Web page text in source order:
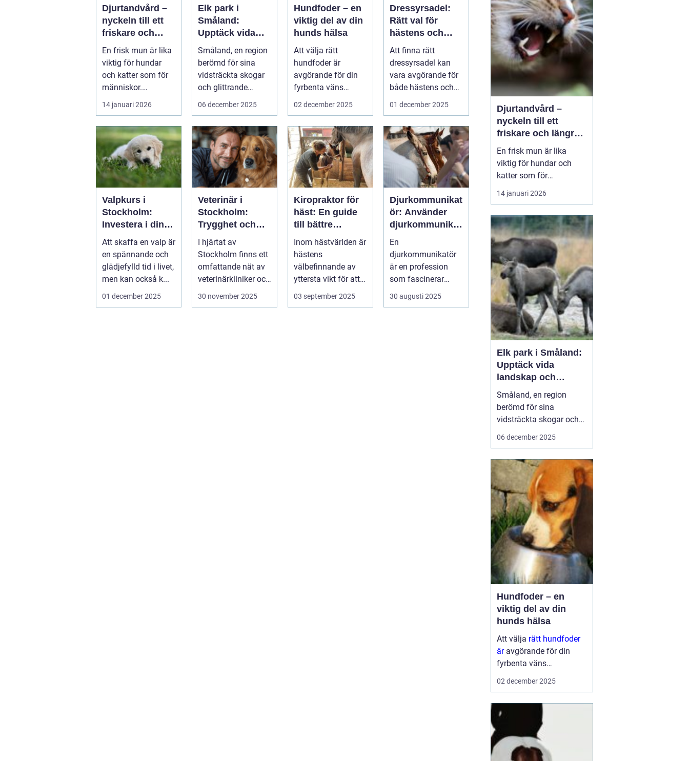
Djurtandvård –
nyckeln till ett
friskare och
längre liv för
hund och katt
En frisk mun är lika
viktig för hundar
och katter som för
människor.
Änd&ar...
14 januari 2026
Elk park i
Småland:
Upptäck vida
landskap och
majestätiska
älgar
Småland, en region
berömd för sina
vidsträckta skogar
och glittrande
sjöar...
06 december 2025
Hundfoder – en
viktig del av din
hunds hälsa
Att välja rätt
hundfoder är
avgörande för din
fyrbenta väns
välm&...
02 december 2025
Dressyrsadel:
Rätt val för
hästens och
ryttarens
perfekta balans
Att finna rätt
dressyrsadel kan
vara avgörande för
både hästens och
ryttar...
01 december 2025
Valpkurs i
Stockholm:
Investera i din
valps framtid
Att skaffa en valp är
en spännande och
glädjefylld tid i livet,
men kan också k...
01 december 2025
Veterinär i
Stockholm:
Trygghet och
kvalitet för din
fyrbenta vän
I hjärtat av
Stockholm finns ett
omfattande nät av
veterinärkliniker och
djursjukhus....
30 november 2025
Kiropraktor för
häst: En guide
till bättre
hästhälsa
Inom hästvärlden är
hästens
välbefinnande av
yttersta vikt för att
03 september 2025
Djurkommunikat
ör: Använder
djurkommunikat
ion för
behandling av
djur
En
djurkommunikatör
är en profession
som fascinerar
många och väcker
nyfikenhet...
30 augusti 2025
kontaktas? Vad är
verkligen akut? Hur kan
man hjälpa sitt djur på
vägen in till kliniken? I
Väx...
Djurtandvård –
nyckeln till ett
friskare och längre
liv för hund och katt
En frisk mun är lika
viktig för hundar och
katter som för
människor. Ändå
hamnar tänderna ofta
attgöralistan när man
lever vardagsliv med sitt
djur. Fokus ligger gärna
p&arin...
14 januari 2026
Elk park i Småland:
Upptäck vida
landskap och
majestätiska älgar
Småland, en region
berömd för sina
vidsträckta skogar och
glittrande sjöar, har mer
väntar en speciell
upplevelse för dem som
vill se älgar i...
06 december 2025
Hundfoder – en
viktig del av din
hunds hälsa
Att välja rätt hundfoder
äravgörande för din
fyrbenta väns
välmående. En
02 december 2025